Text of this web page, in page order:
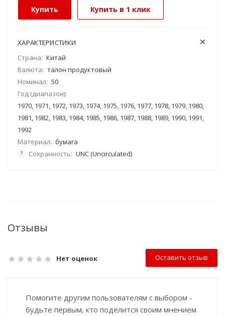
Купить Купить в 1 клик
ХАРАКТЕРИСТИКИ
Страна: Китай
Валюта: талон продуктовый
Номинал: 50
Год (диапазон):
1970, 1971, 1972, 1973, 1974, 1975, 1976, 1977, 1978, 1979, 1980,
1981, 1982, 1983, 1984, 1985, 1986, 1987, 1988, 1989, 1990, 1991,
1992
Материал: бумага
? Сохранность: UNC (Uncirculated)
Отзывы
Нет оценок Оставить отзыв
Помогите другим пользователям с выбором -
будьте первым, кто поделится своим мнением